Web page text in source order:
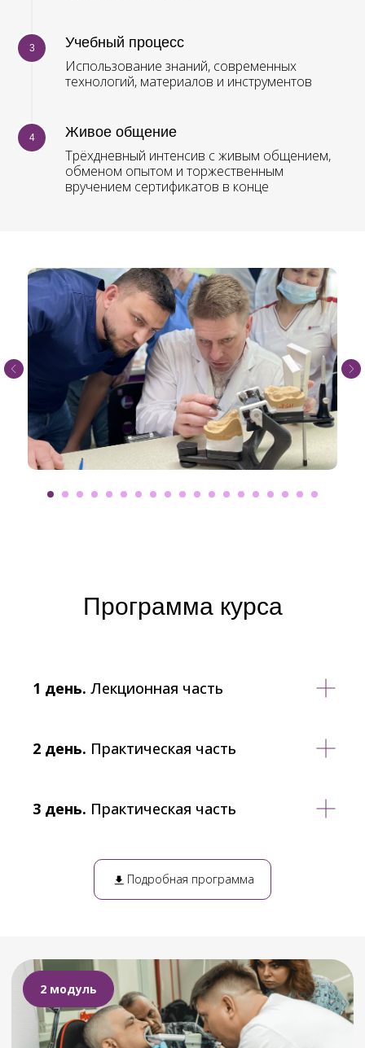
Учебный процесс
Использование знаний, современных
технологий, материалов и инструментов
Живое общение
Трёхдневный интенсив с живым общением,
обменом опытом и торжественным
вручением сертификатов в конце
Программа курса
1 день. Лекционная часть
2 день. Практическая часть
3 день. Практическая часть
Подробная программа
ЗАПИСАТЬСЯ НА ОБУЧЕНИЕ
Место проведения: Караганда
Место проведения:
Ярославль
Дата проведения: 3 – 5 июля
Место проведения:Москва
Дата проведения:16 – 18 октября
Место проведения: Москва